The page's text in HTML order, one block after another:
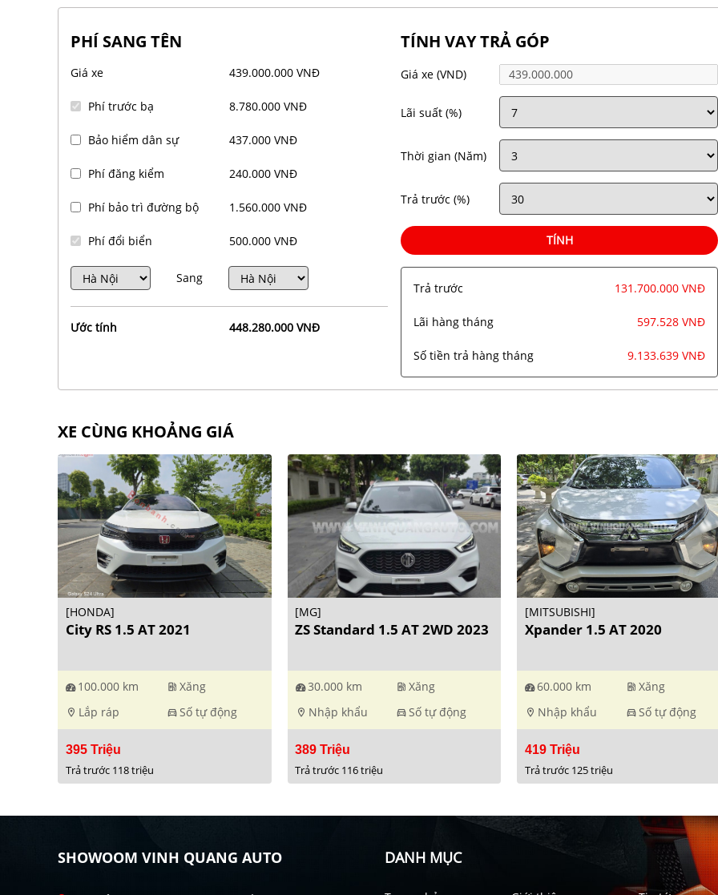
PHÍ SANG TÊN
Giá xe 439.000.000 VNĐ
Phí trước bạ 8.780.000 VNĐ
Bảo hiểm dân sự 437.000 VNĐ
Phí đăng kiểm 240.000 VNĐ
Phí bảo trì đường bộ 1.560.000 VNĐ
Phí đổi biển 500.000 VNĐ
Sang
Ước tính 448.280.000 VNĐ
TÍNH VAY TRẢ GÓP
Giá xe(VND)
Lãi suất(%)
Thời gian(Năm)
Trả trước(%)
TÍNH
Trả trước 131.700.000 VNĐ
Lãi hàng tháng 597.528 VNĐ
Số tiền trả hàng tháng 9.133.639 VNĐ
XE CÙNG KHOẢNG GIÁ
[HONDA]
City RS 1.5 AT 2021
100.000 km ev_station Xăng
location_on Lắp ráp directions_car Số tự động
395 Triệu
Trả trước 118 triệu
[MG]
ZS Standard 1.5 AT 2WD 2023
30.000 km ev_station Xăng
location_on Nhập khẩu directions_car Số tự động
389 Triệu
Trả trước 116 triệu
[MITSUBISHI]
Xpander 1.5 AT 2020
60.000 km ev_station Xăng
location_on Nhập khẩu directions_car Số tự động
419 Triệu
Trả trước 125 triệu
SHOWOOM VINH QUANG AUTO DANH MỤC